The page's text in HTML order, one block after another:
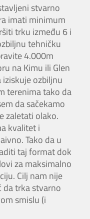
stvarno
imati minimum
trku između 6 i
tehničku
4.000m
na Kimu ili Glen
iziskuje ozbiljnu
terenima tako da
da sačekamo
zaletati olako.
kvalitet i
Tako da u
taj format dok
za maksimalno
Cilj nam nije
da trka stvarno
smislu (i